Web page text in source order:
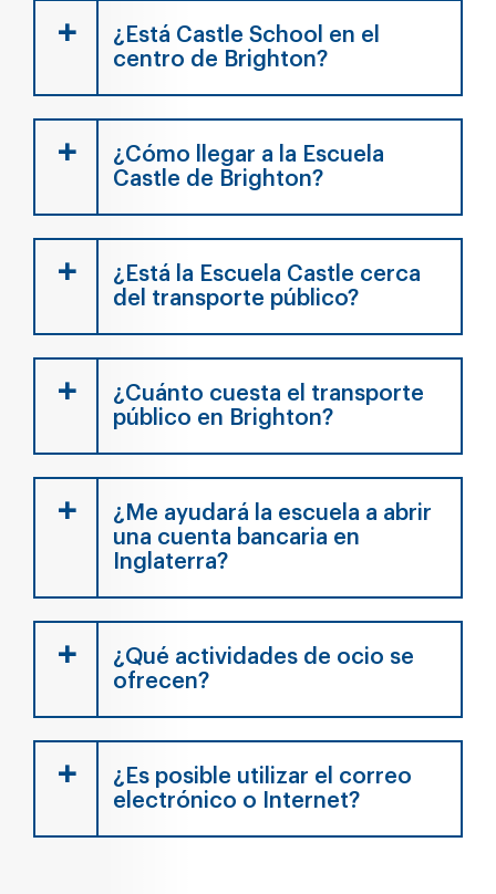
¿Está Castle School en el
centro de Brighton?
¿Cómo llegar a la Escuela
Castle de Brighton?
¿Está la Escuela Castle cerca
del transporte público?
¿Cuánto cuesta el transporte
público en Brighton?
¿Me ayudará la escuela a abrir
una cuenta bancaria en
Inglaterra?
¿Qué actividades de ocio se
ofrecen?
¿Es posible utilizar el correo
electrónico o Internet?